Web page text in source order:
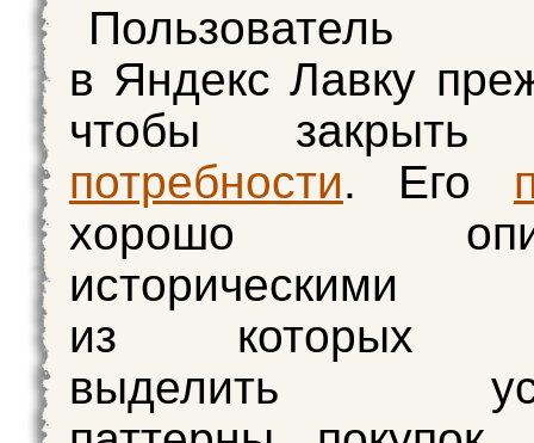
Пользователь
в Яндекс Лавку
чтобы закрыть
потребности. Его
хорошо
историческими
из которых
выделить